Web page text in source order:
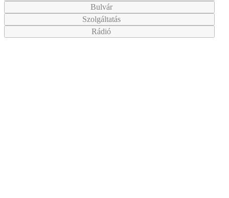
Bulvár
Szolgáltatás
Rádió